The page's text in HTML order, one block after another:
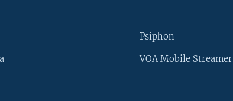
Psiphon
VOA Mobile Streamer